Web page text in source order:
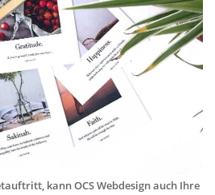
kann OCS Webdesign auch Ihre